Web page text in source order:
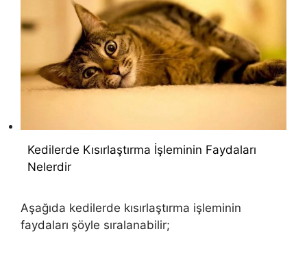
Kedilerde Kısırlaştırma İşleminin Faydaları
Nelerdir
Aşağıda kedilerde kısırlaştırma işleminin
faydaları şöyle sıralanabilir;